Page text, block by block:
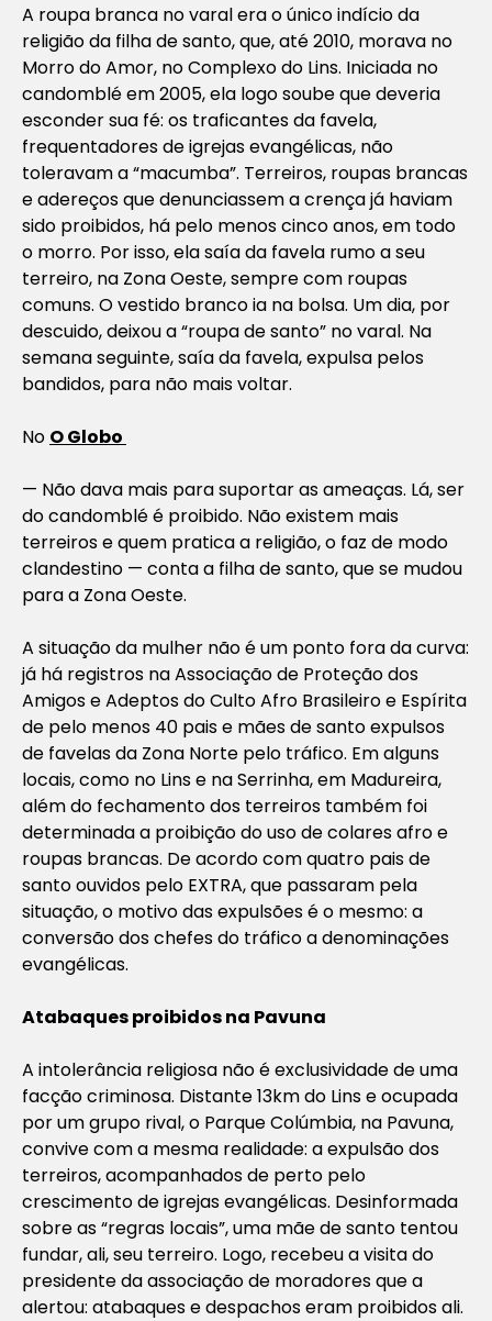
A roupa branca no varal era o único indício da
religião da filha de santo, que, até 2010, morava no
Morro do Amor, no Complexo do Lins. Iniciada no
candomblé em 2005, ela logo soube que deveria
esconder sua fé: os traficantes da favela,
frequentadores de igrejas evangélicas, não
toleravam a “macumba”. Terreiros, roupas brancas
e adereços que denunciassem a crença já haviam
sido proibidos, há pelo menos cinco anos, em todo
o morro. Por isso, ela saía da favela rumo a seu
terreiro, na Zona Oeste, sempre com roupas
comuns. O vestido branco ia na bolsa. Um dia, por
descuido, deixou a “roupa de santo” no varal. Na
semana seguinte, saía da favela, expulsa pelos
bandidos, para não mais voltar.
No O Globo
— Não dava mais para suportar as ameaças. Lá, ser
do candomblé é proibido. Não existem mais
terreiros e quem pratica a religião, o faz de modo
clandestino — conta a filha de santo, que se mudou
para a Zona Oeste.
A situação da mulher não é um ponto fora da curva:
já há registros na Associação de Proteção dos
Amigos e Adeptos do Culto Afro Brasileiro e Espírita
de pelo menos 40 pais e mães de santo expulsos
de favelas da Zona Norte pelo tráfico. Em alguns
locais, como no Lins e na Serrinha, em Madureira,
além do fechamento dos terreiros também foi
determinada a proibição do uso de colares afro e
roupas brancas. De acordo com quatro pais de
santo ouvidos pelo EXTRA, que passaram pela
situação, o motivo das expulsões é o mesmo: a
conversão dos chefes do tráfico a denominações
evangélicas.
Atabaques proibidos na Pavuna
A intolerância religiosa não é exclusividade de uma
facção criminosa. Distante 13km do Lins e ocupada
por um grupo rival, o Parque Colúmbia, na Pavuna,
convive com a mesma realidade: a expulsão dos
terreiros, acompanhados de perto pelo
crescimento de igrejas evangélicas. Desinformada
sobre as “regras locais”, uma mãe de santo tentou
fundar, ali, seu terreiro. Logo, recebeu a visita do
presidente da associação de moradores que a
alertou: atabaques e despachos eram proibidos ali.